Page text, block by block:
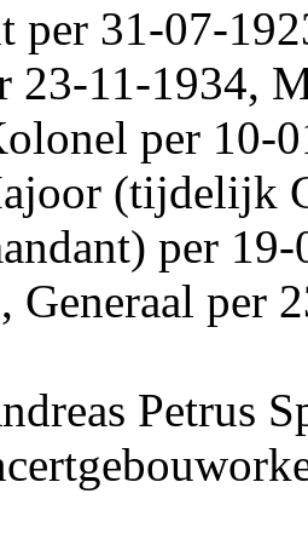
per 31-07-
23-11-1934,
per 10-
(tijdelijk
per
Generaal per
Petrus